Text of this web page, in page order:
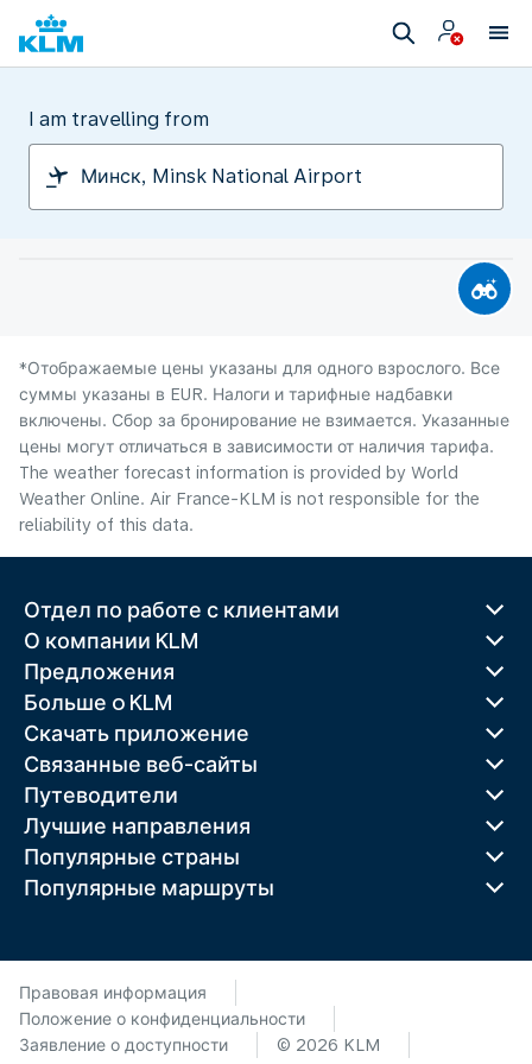
I am travelling from
*Отображаемые цены указаны для одного взрослого. Все
суммы указаны в EUR. Налоги и тарифные надбавки
включены. Сбор за бронирование не взимается. Указанные
цены могут отличаться в зависимости от наличия тарифа.
The weather forecast information is provided by World
Weather Online. Air France-KLM is not responsible for the
reliability of this data.
Отдел по работе с клиентами
О компании KLM
Предложения
Больше o KLM
Скачать приложение
Связанные веб-сайты
Путеводители
Лучшие направления
Популярные страны
Популярные маршруты
Правовая информация
Положение о конфиденциальности
Заявление о доступности
© 2026 KLM